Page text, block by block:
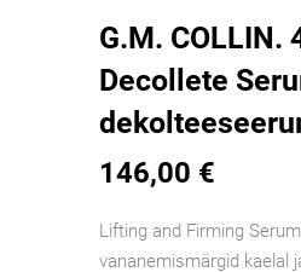
G.M.
Decollete
dekolteeseeru
146,00 €
Lifting and Firming
vananemismärgid kaelal